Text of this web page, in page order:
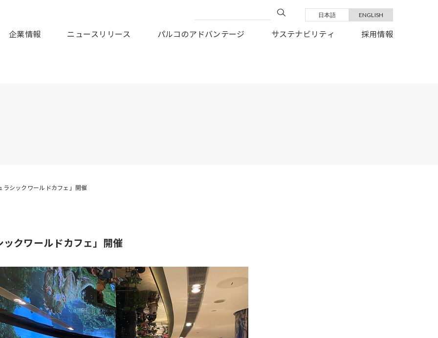
に謹んでお見舞い申しあげますとともに、被災地の一日も早い復旧を、心よりお祈り申しあげます。
日本語 ENGLISH
企業情報 ニュースリリース パルコのアドバンテージ サステナビリティ 採用情報
クワールドカフェ」開催
ラシックワールドカフェ」開催